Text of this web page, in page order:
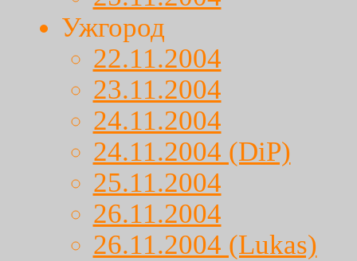
Ужгород
22.11.2004
23.11.2004
24.11.2004
24.11.2004 (DiP)
25.11.2004
26.11.2004
26.11.2004 (Lukas)